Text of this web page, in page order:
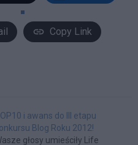
Copy Link
i awans do III etapu
Blog Roku 2012!
głosy umieściły Life